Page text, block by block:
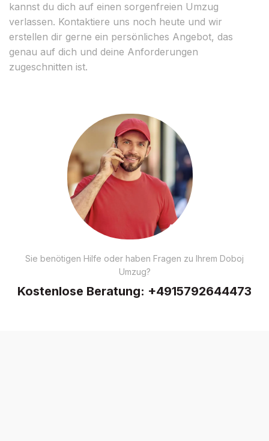
kannst du dich auf einen sorgenfreien Umzug
verlassen. Kontaktiere uns noch heute und wir
erstellen dir gerne ein persönliches Angebot, das
genau auf dich und deine Anforderungen
zugeschnitten ist.
Sie benötigen Hilfe oder haben Fragen zu Ihrem Doboj
Umzug?
Kostenlose Beratung: +4915792644473